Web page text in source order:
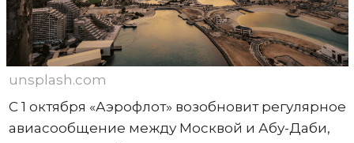
unsplash.com
С 1 октября «Аэрофлот» возобновит регулярное
авиасообщение между Москвой и Абу-Даби,